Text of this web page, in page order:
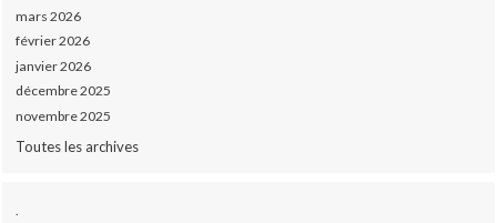
mars 2026
février 2026
janvier 2026
décembre 2025
novembre 2025
Toutes les archives